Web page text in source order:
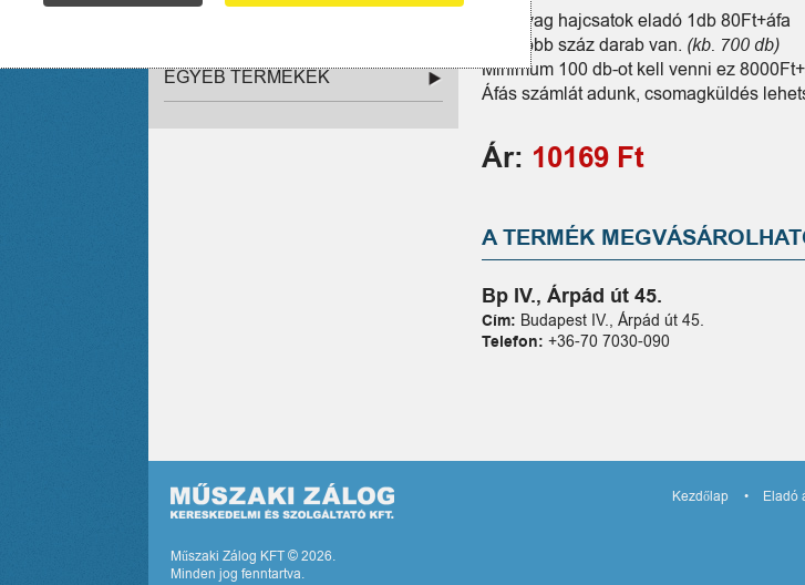
EGYÉB TERMÉKEK
Műanyag hajcsatok eladó 1db 80Ft+áfa
ÚJ! Több száz darab van. (kb. 700 db)
Minimum 100 db-ot kell venni ez
Áfás számlát adunk, csomagküldés
Ár: 10169 Ft
A TERMÉK
Bp IV., Árpád út 45.
Cím: Budapest IV., Árpád út 45.
Telefon:+36-70 7030-090
Műszaki Zálog KFT © 2026.
Minden jog fenntartva.
Kezdőlap Eladó